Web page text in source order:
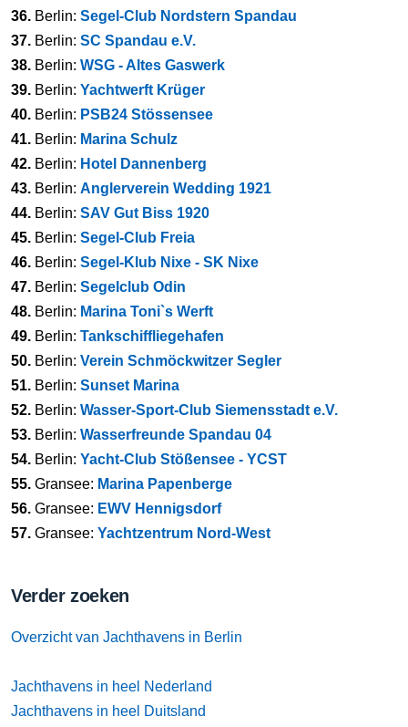
36. Berlin: Segel-Club Nordstern Spandau
37. Berlin: SC Spandau e.V.
38. Berlin: WSG - Altes Gaswerk
39. Berlin: Yachtwerft Krüger
40. Berlin: PSB24 Stössensee
41. Berlin: Marina Schulz
42. Berlin: Hotel Dannenberg
43. Berlin: Anglerverein Wedding 1921
44. Berlin: SAV Gut Biss 1920
45. Berlin: Segel-Club Freia
46. Berlin: Segel-Klub Nixe - SK Nixe
47. Berlin: Segelclub Odin
48. Berlin: Marina Toni`s Werft
49. Berlin: Tankschiffliegehafen
50. Berlin: Verein Schmöckwitzer Segler
51. Berlin: Sunset Marina
52. Berlin: Wasser-Sport-Club Siemensstadt e.V.
53. Berlin: Wasserfreunde Spandau 04
54. Berlin: Yacht-Club Stößensee - YCST
55. Gransee: Marina Papenberge
56. Gransee: EWV Hennigsdorf
57. Gransee: Yachtzentrum Nord-West
Verder zoeken
Overzicht van Jachthavens in Berlin
Jachthavens in heel Nederland
Jachthavens in heel Duitsland